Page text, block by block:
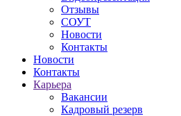
Отзывы
СОУТ
Новости
Контакты
Новости
Контакты
Карьера
Вакансии
Кадровый резерв